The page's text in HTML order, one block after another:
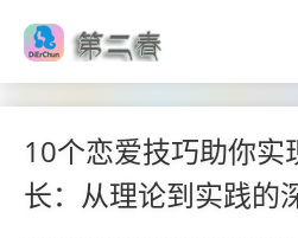
10个恋爱技巧助你实
长：从理论到实践的